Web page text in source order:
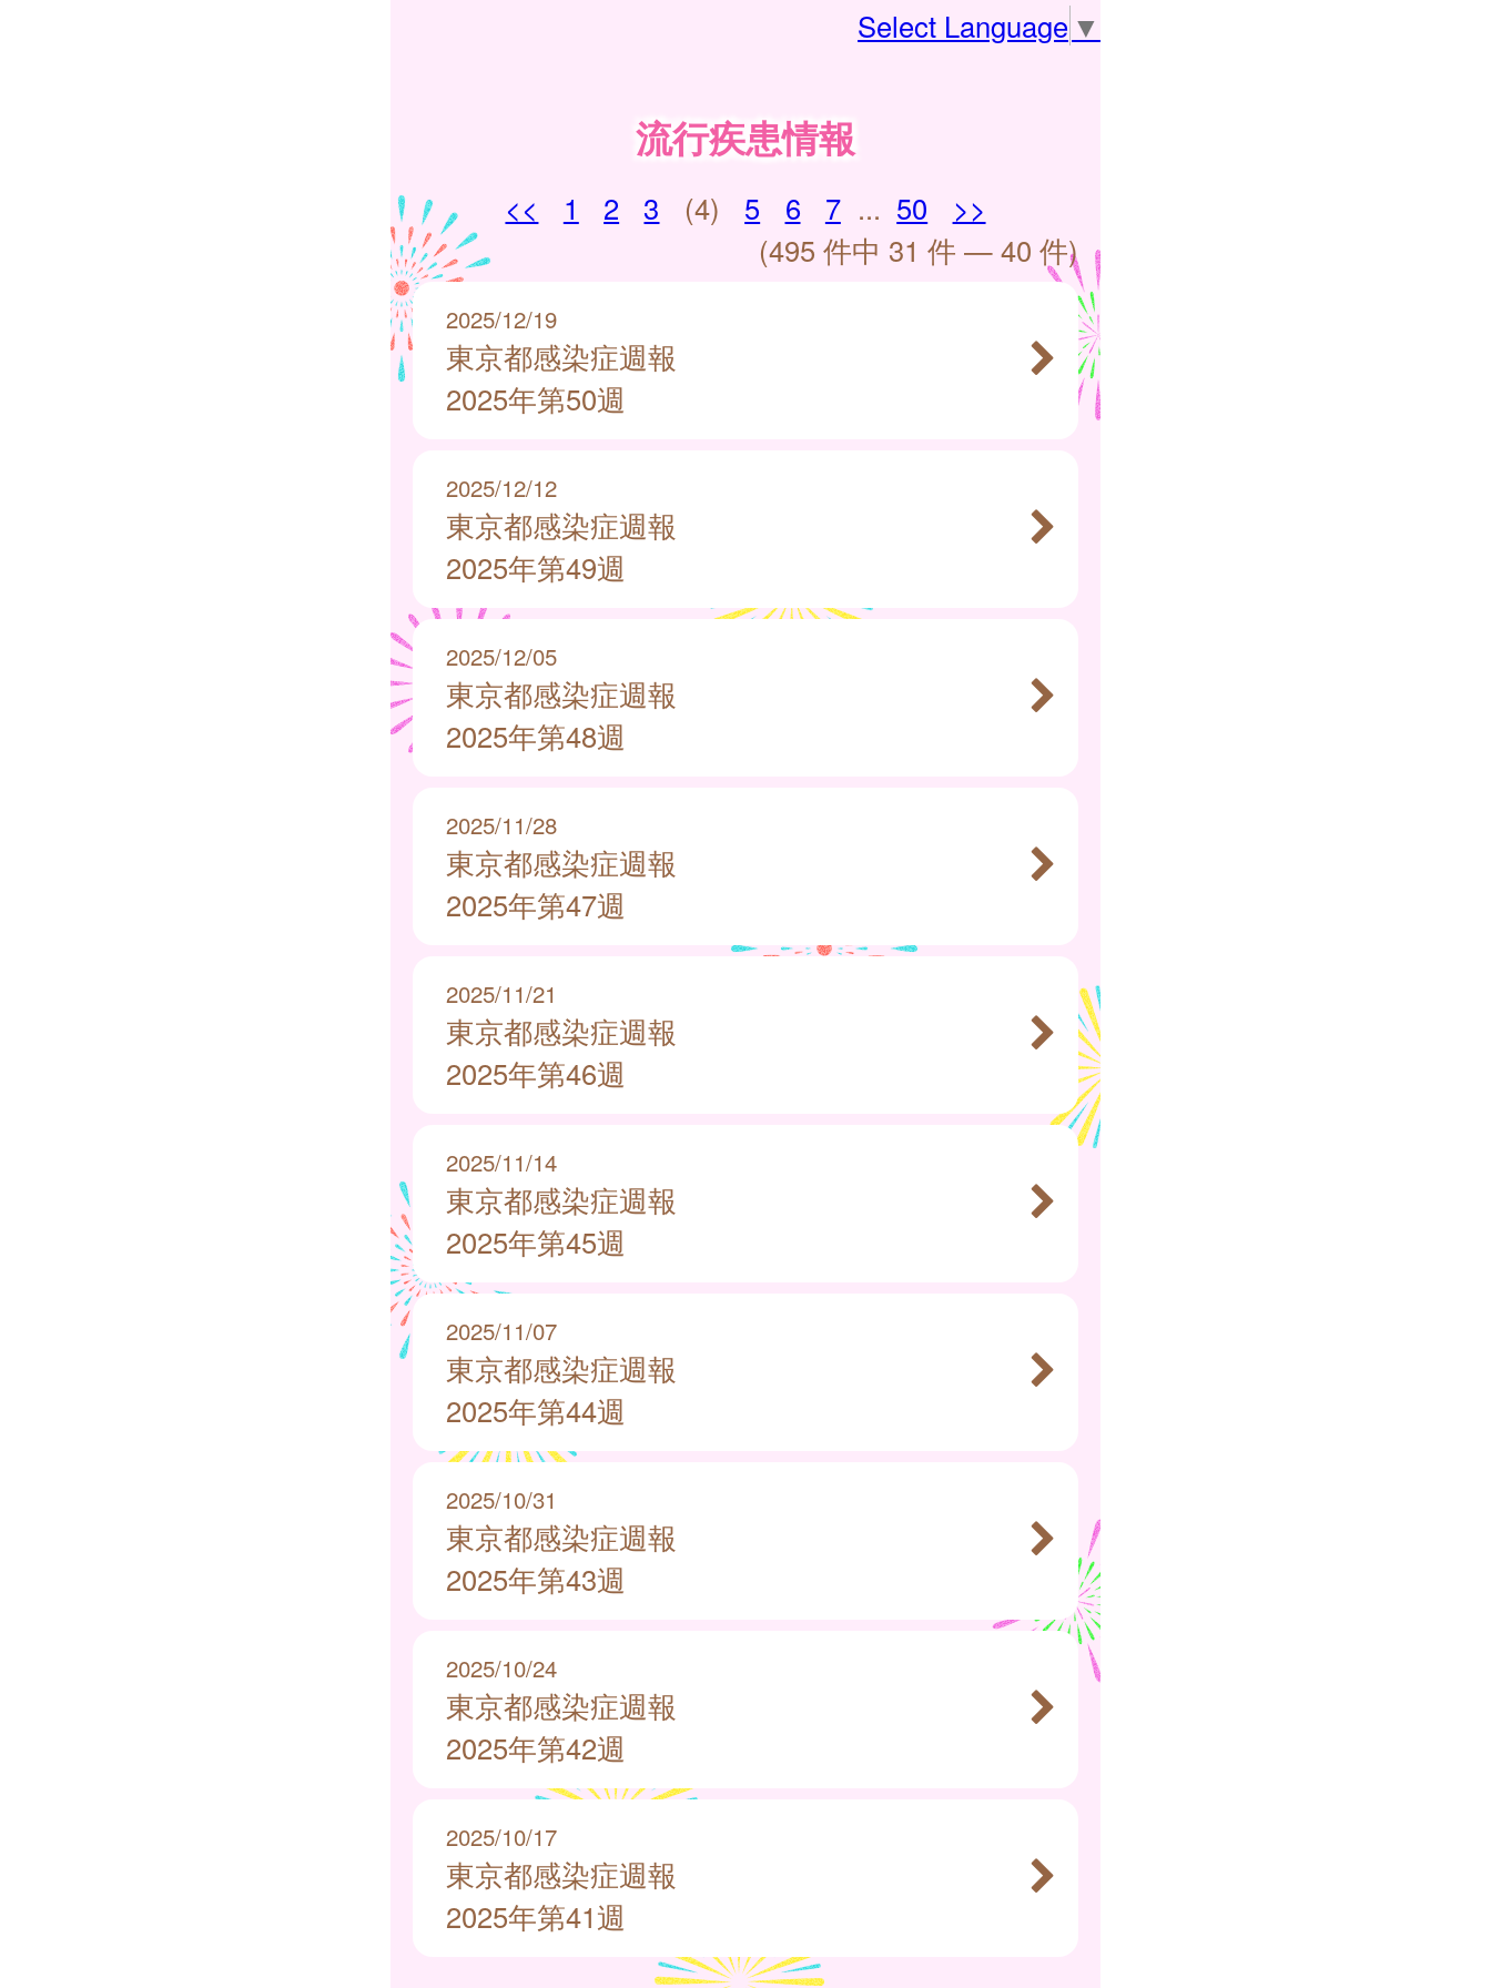
Select Language ▼
流行疾患情報
<< 1 2 3 (4) 5 6 7 ... 50
>>
(495 件中 31 件 — 40 件)
2025/12/19
東京都感染症週報
2025年第50週
2025/12/12
東京都感染症週報
2025年第49週
2025/12/05
東京都感染症週報
2025年第48週
2025/11/28
東京都感染症週報
2025年第47週
2025/11/21
東京都感染症週報
2025年第46週
2025/11/14
東京都感染症週報
2025年第45週
2025/11/07
東京都感染症週報
2025年第44週
2025/10/31
東京都感染症週報
2025年第43週
2025/10/24
東京都感染症週報
2025年第42週
2025/10/17
東京都感染症週報
2025年第41週